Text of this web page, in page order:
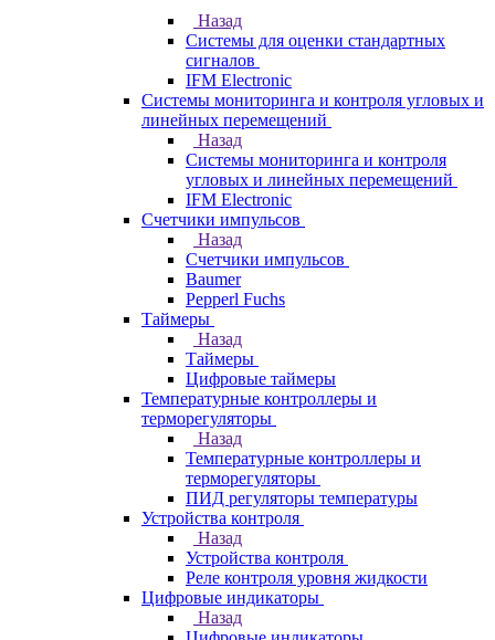
Назад
Системы для оценки стандартных
сигналов
IFM Electronic
Системы мониторинга и контроля угловых и
линейных перемещений
Назад
Системы мониторинга и контроля
угловых и линейных перемещений
IFM Electronic
Счетчики импульсов
Назад
Счетчики импульсов
Baumer
Pepperl Fuchs
Таймеры
Назад
Таймеры
Цифровые таймеры
Температурные контроллеры и
терморегуляторы
Назад
Температурные контроллеры и
терморегуляторы
ПИД регуляторы температуры
Устройства контроля
Назад
Устройства контроля
Реле контроля уровня жидкости
Цифровые индикаторы
Назад